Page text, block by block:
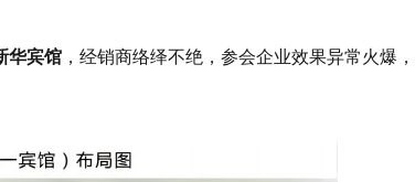
华宾馆 ，经销商络绎不绝，参会企业效果异常火爆